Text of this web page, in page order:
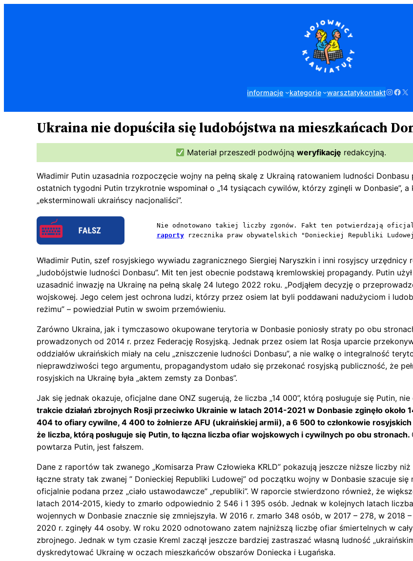
informacje kategorie warsztatykontakt X
Ukraina nie dopuściła się ludobójstwa na mieszkańcach
Materiał przeszedł podwójną weryfikację redakcyjną.
Władimir Putin uzasadnia rozpoczęcie wojny na pełną skalę z Ukrainą ratowaniem ludności
ostatnich tygodni Putin trzykrotnie wspominał o „14 tysiącach cywilów, którzy zginęli w Donbasie”,
„eksterminowali ukraińscy nacjonaliści”.
Nie odnotowano takiej liczby zgonów. Fakt ten potwierdzają
raporty rzecznika praw obywatelskich "Donieckiej Republiki
Władimir Putin, szef rosyjskiego wywiadu zagranicznego Siergiej Naryszkin i inni rosyjscy urzędnicy
„ludobójstwie ludności Donbasu”. Mit ten jest obecnie podstawą kremlowskiej propagandy. Putin
uzasadnić inwazję na Ukrainę na pełną skalę 24 lutego 2022 roku. „Podjąłem decyzję o
wojskowej. Jego celem jest ochrona ludzi, którzy przez osiem lat byli poddawani nadużyciom i
reżimu” – powiedział Putin w swoim przemówieniu.
Zarówno Ukraina, jak i tymczasowo okupowane terytoria w Donbasie poniosły straty po obu
prowadzonych od 2014 r. przez Federację Rosyjską. Jednak przez osiem lat Rosja uparcie
oddziałów ukraińskich miały na celu „zniszczenie ludności Donbasu”, a nie walkę o integralność
nieprawdziwości tego argumentu, propagandystom udało się przekonać rosyjską publiczność, że
rosyjskich na Ukrainę była „aktem zemsty za Donbas”.
Jak się jednak okazuje, oficjalne dane ONZ sugerują, że liczba „14 000”, którą posługuje się Putin,
trakcie działań zbrojnych Rosji przeciwko Ukrainie w latach 2014-2021 w Donbasie zginęło około
404 to ofiary cywilne, 4 400 to żołnierze AFU (ukraińskiej armii), a 6 500 to członkowie
że liczba, którą posługuje się Putin, to łączna liczba ofiar wojskowych i cywilnych po obu stronach.
powtarza Putin, jest fałszem.
Dane z raportów tak zwanego „Komisarza Praw Człowieka KRLD” pokazują jeszcze niższe liczby
łączne straty tak zwanej ” Donieckiej Republiki Ludowej” od początku wojny w Donbasie szacuje się
oficjalnie podana przez „ciało ustawodawcze” „republiki”. W raporcie stwierdzono również, że
latach 2014-2015, kiedy to zmarło odpowiednio 2 546 i 1 395 osób. Jednak w kolejnych latach
wojennych w Donbasie znacznie się zmniejszyła. W 2016 r. zmarło 348 osób, w 2017 – 278, w 2018
2020 r. zginęły 44 osoby. W roku 2020 odnotowano zatem najniższą liczbę ofiar śmiertelnych w
zbrojnego. Jednak w tym czasie Kreml zaczął jeszcze bardziej zastraszać własną ludność
dyskredytować Ukrainę w oczach mieszkańców obszarów Doniecka i Ługańska.